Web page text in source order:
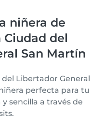
niñera de
del
San Martín
Libertador General
perfecta para tu
sencilla a través de